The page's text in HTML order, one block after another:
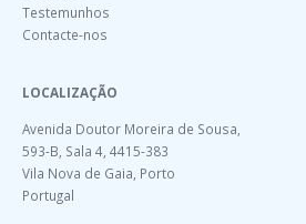
Testemunhos
Contacte-nos
LOCALIZAÇÃO
Avenida Doutor Moreira de Sousa,
593-B, Sala 4, 4415-383
Vila Nova de Gaia, Porto
Portugal